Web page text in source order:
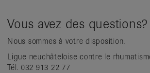
Vous avez des questions?
Nous sommes à votre disposition.
Ligue neuchâteloise contre le
Tél. 032 913 22 77